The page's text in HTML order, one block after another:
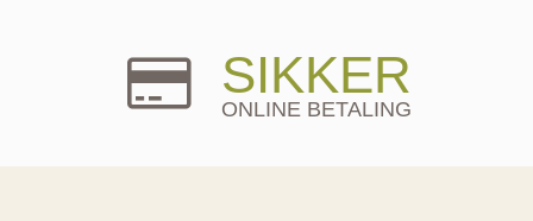
SIKKER
ONLINE BETALING